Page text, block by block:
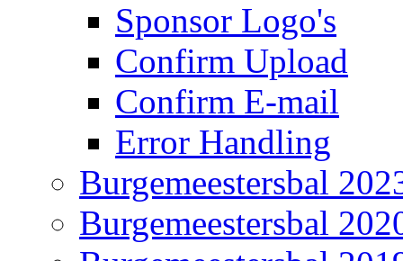
Sponsor Logo's
Confirm Upload
Confirm E-mail
Error Handling
Burgemeestersbal
Burgemeestersbal